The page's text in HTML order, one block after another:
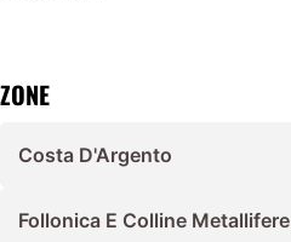
ZONE
Costa D'Argento
Follonica E Colline Metallifere